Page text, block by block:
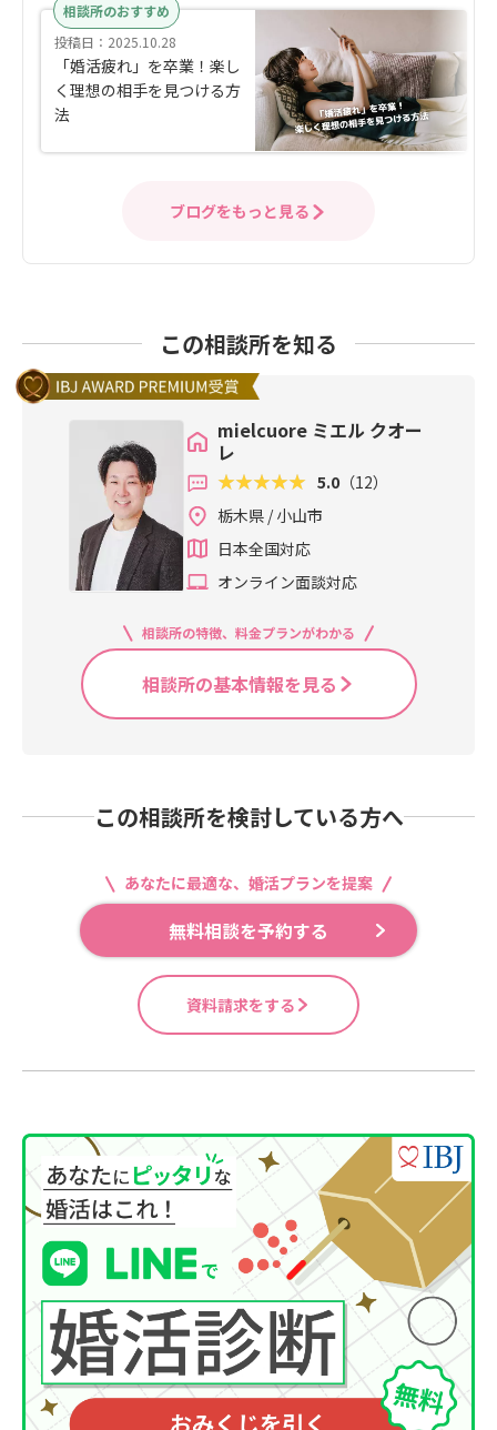
相談所のおすすめ
投稿日：2025.10.28
「婚活疲れ」を卒業！楽し
く理想の相手を見つける方
法
ブログをもっと見る
この相談所を知る
mielcuore ミエル クオー
レ
5.0 （12）
栃木県 / 小山市
日本全国対応
オンライン面談対応
相談所の特徴、料金プランがわかる
相談所の基本情報を見る
この相談所を検討している方へ
あなたに最適な、婚活プランを提案
無料相談を予約する
資料請求をする